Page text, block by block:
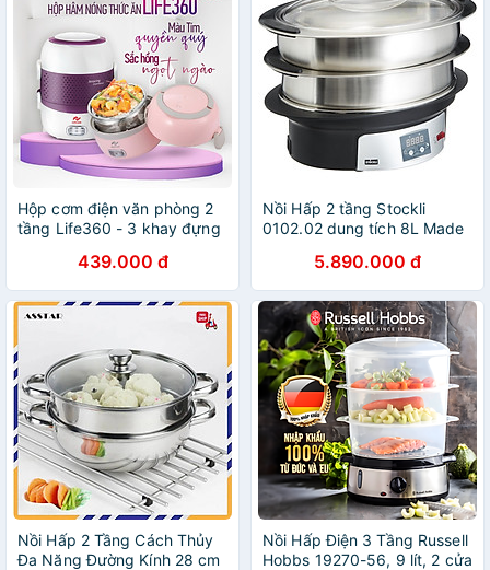
Hộp cơm điện văn phòng 2
tầng Life360 - 3 khay đựng
sôi/ hâm nóng - Hàng Chính
Hãng
439.000 đ
Nồi Hấp 2 tầng Stockli
0102.02 dung tích 8L Made
5.890.000 đ
Nồi Hấp 2 Tầng Cách Thủy
Đa Năng Đường Kính 28 cm
Nồi Hấp Điện 3 Tầng Russell
Hobbs 19270-56, 9 lít, 2 cửa